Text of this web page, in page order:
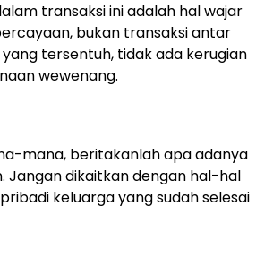
transaksi ini adalah hal wajar
bukan transaksi antar
tersentuh, tidak ada kerugian
wewenang.
mana, beritakanlah apa adanya
Jangan dikaitkan dengan hal-hal
keluarga yang sudah selesai